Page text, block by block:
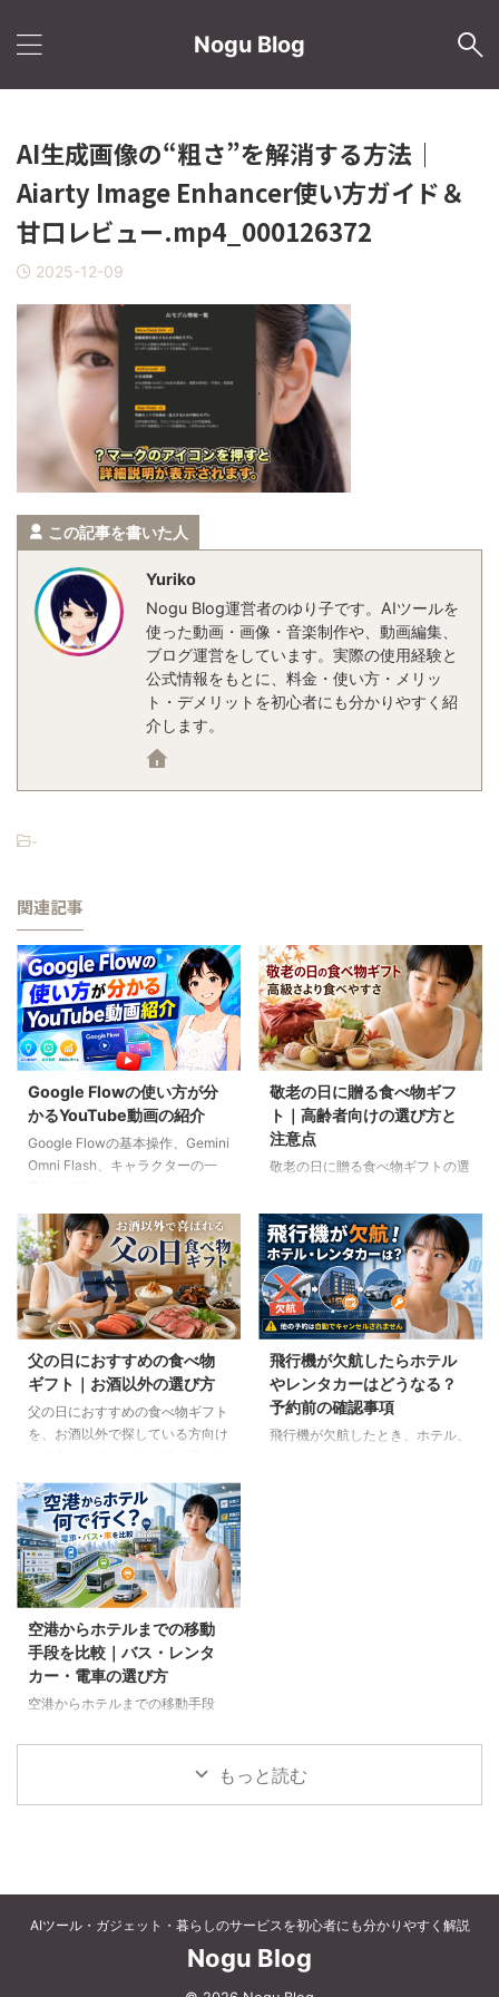
Nogu Blog
AI生成画像の“粗さ”を解消する方法｜
Aiarty Image Enhancer使い方ガイド＆
甘口レビュー.mp4_000126372
2025-12-09
この記事を書いた人
Yuriko
Nogu Blog運営者のゆり子です。AIツールを
使った動画・画像・音楽制作や、動画編集、
ブログ運営をしています。実際の使用経験と
公式情報をもとに、料金・使い方・メリッ
ト・デメリットを初心者にも分かりやすく紹
介します。
-
関連記事
Google Flowの使い方が分
かるYouTube動画の紹介
Google Flowの基本操作、Gemini
Omni Flash、キャラクターの一
研究室の長編動画18本を、目的別
に分かりやすく紹介します。
敬老の日に贈る食べ物ギフ
ト｜高齢者向けの選び方と
注意点
敬老の日に贈る食べ物ギフトの選
力や好み、食事制限、保存方法に
配慮しながら、和菓子、スープ、
ご飯のお供、やわらか食などの候
補をわかりやすく解説します。
父の日におすすめの食べ物
ギフト｜お酒以外の選び方
父の日におすすめの食べ物ギフト
を、お酒以外で探している方向け
など、父の好みに合わせた選び方
と注意点を解説します。
飛行機が欠航したらホテル
やレンタカーはどうなる？
予約前の確認事項
飛行機が欠航したとき、ホテル、
空港からホテルまでの移動
手段を比較｜バス・レンタ
カー・電車の選び方
空港からホテルまでの移動手段
ス、タクシー、レンタカーで比較
します。料金、荷物、人数、到着もっと読む
AIツール・ガジェット・暮らしのサービスを初心者にも分かりやすく解説
Nogu Blog